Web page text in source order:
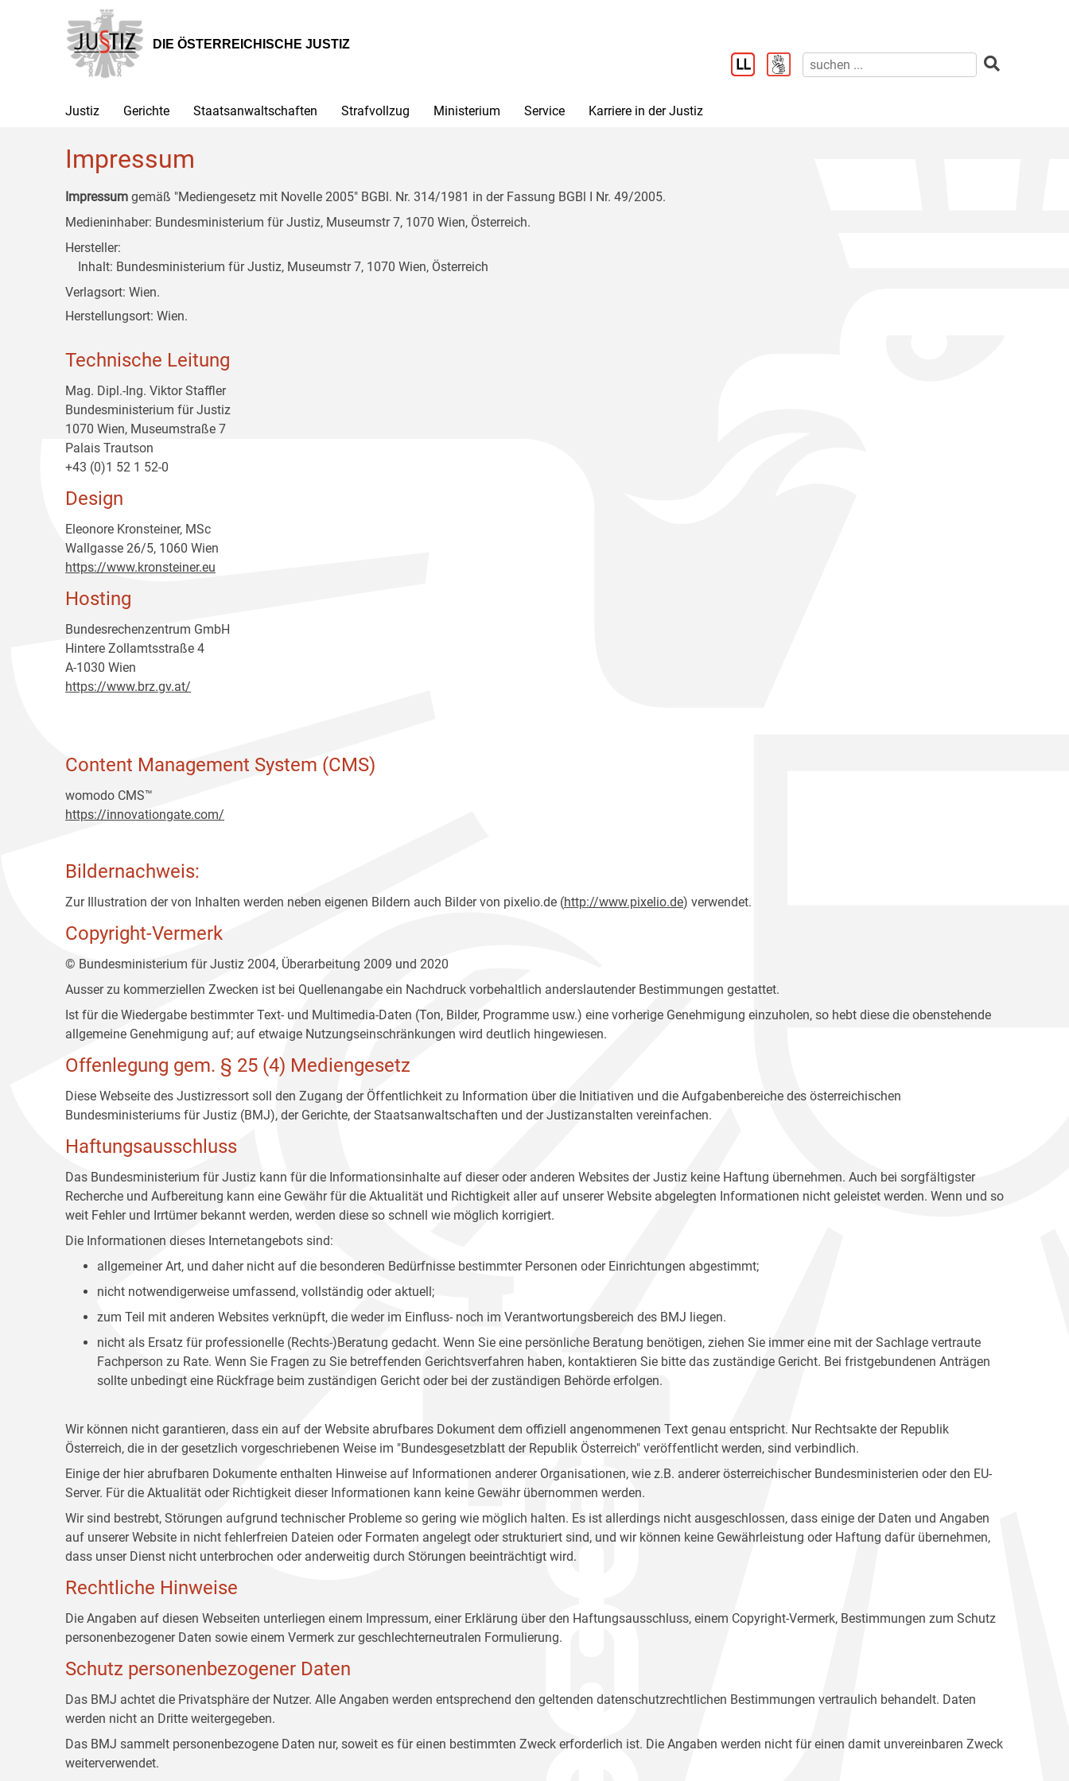
Hauptnavigation
[1]
Inhalt
[2]
Untermenü
[3]
DIE ÖSTERREICHISCHE JUSTIZ
Justiz Gerichte Staatsanwaltschaften Strafvollzug Ministerium Service Karriere in der Justiz
Impressum
Impressum gemäß "Mediengesetz mit Novelle 2005" BGBl. Nr. 314/1981 in der Fassung BGBl I Nr. 49/2005.
Medieninhaber: Bundesministerium für Justiz, Museumstr 7, 1070 Wien, Österreich.
Hersteller:
Inhalt: Bundesministerium für Justiz, Museumstr 7, 1070 Wien, Österreich
Verlagsort: Wien.
Herstellungsort: Wien.
Technische Leitung
Mag. Dipl.-Ing. Viktor Staffler
Bundesministerium für Justiz
1070 Wien, Museumstraße 7
Palais Trautson
+43 (0)1 52 1 52-0
Design
Eleonore Kronsteiner, MSc
Wallgasse 26/5, 1060 Wien
https://www.kronsteiner.eu
Hosting
Bundesrechenzentrum GmbH
Hintere Zollamtsstraße 4
A-1030 Wien
https://www.brz.gv.at/
Content Management System (CMS)
womodo CMS™
https://innovationgate.com/
Bildernachweis:
Zur Illustration der von Inhalten werden neben eigenen Bildern auch Bilder von pixelio.de (http://www.pixelio.de) verwendet.
Copyright-Vermerk
© Bundesministerium für Justiz 2004, Überarbeitung 2009 und 2020
Ausser zu kommerziellen Zwecken ist bei Quellenangabe ein Nachdruck vorbehaltlich anderslautender Bestimmungen gestattet.
Ist für die Wiedergabe bestimmter Text- und Multimedia-Daten (Ton, Bilder, Programme usw.) eine vorherige Genehmigung einzuholen, so hebt diese die obenstehende
allgemeine Genehmigung auf; auf etwaige Nutzungseinschränkungen wird deutlich hingewiesen.
Offenlegung gem. § 25 (4) Mediengesetz
Diese Webseite des Justizressort soll den Zugang der Öffentlichkeit zu Information über die Initiativen und die Aufgabenbereiche des österreichischen
Bundesministeriums für Justiz (BMJ), der Gerichte, der Staatsanwaltschaften und der Justizanstalten vereinfachen.
Haftungsausschluss
Das Bundesministerium für Justiz kann für die Informationsinhalte auf dieser oder anderen Websites der Justiz keine Haftung übernehmen. Auch bei sorgfältigster
Recherche und Aufbereitung kann eine Gewähr für die Aktualität und Richtigkeit aller auf unserer Website abgelegten Informationen nicht geleistet werden. Wenn und so
weit Fehler und Irrtümer bekannt werden, werden diese so schnell wie möglich korrigiert.
Die Informationen dieses Internetangebots sind:
allgemeiner Art, und daher nicht auf die besonderen Bedürfnisse bestimmter Personen oder Einrichtungen abgestimmt;
nicht notwendigerweise umfassend, vollständig oder aktuell;
zum Teil mit anderen Websites verknüpft, die weder im Einfluss- noch im Verantwortungsbereich des BMJ liegen.
nicht als Ersatz für professionelle (Rechts-)Beratung gedacht. Wenn Sie eine persönliche Beratung benötigen, ziehen Sie immer eine mit der Sachlage vertraute
Fachperson zu Rate. Wenn Sie Fragen zu Sie betreffenden Gerichtsverfahren haben, kontaktieren Sie bitte das zuständige Gericht. Bei fristgebundenen Anträgen
sollte unbedingt eine Rückfrage beim zuständigen Gericht oder bei der zuständigen Behörde erfolgen.
Wir können nicht garantieren, dass ein auf der Website abrufbares Dokument dem offiziell angenommenen Text genau entspricht. Nur Rechtsakte der Republik
Österreich, die in der gesetzlich vorgeschriebenen Weise im "Bundesgesetzblatt der Republik Österreich" veröffentlicht werden, sind verbindlich.
Einige der hier abrufbaren Dokumente enthalten Hinweise auf Informationen anderer Organisationen, wie z.B. anderer österreichischer Bundesministerien oder den EU-
Server. Für die Aktualität oder Richtigkeit dieser Informationen kann keine Gewähr übernommen werden.
Wir sind bestrebt, Störungen aufgrund technischer Probleme so gering wie möglich halten. Es ist allerdings nicht ausgeschlossen, dass einige der Daten und Angaben
auf unserer Website in nicht fehlerfreien Dateien oder Formaten angelegt oder strukturiert sind, und wir können keine Gewährleistung oder Haftung dafür übernehmen,
dass unser Dienst nicht unterbrochen oder anderweitig durch Störungen beeinträchtigt wird.
Rechtliche Hinweise
Die Angaben auf diesen Webseiten unterliegen einem Impressum, einer Erklärung über den Haftungsausschluss, einem Copyright-Vermerk, Bestimmungen zum Schutz
personenbezogener Daten sowie einem Vermerk zur geschlechterneutralen Formulierung.
Schutz personenbezogener Daten
Das BMJ achtet die Privatsphäre der Nutzer. Alle Angaben werden entsprechend den geltenden datenschutzrechtlichen Bestimmungen vertraulich behandelt. Daten
werden nicht an Dritte weitergegeben.
Das BMJ sammelt personenbezogene Daten nur, soweit es für einen bestimmten Zweck erforderlich ist. Die Angaben werden nicht für einen damit unvereinbaren Zweck
weiterverwendet.